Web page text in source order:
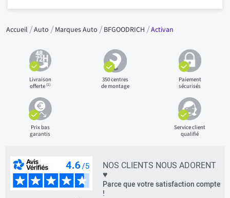
Accueil Auto Marques Auto BFGOODRICH Activan
Livraison
offerte(1)
350 centres
de montage
Paiement
sécurisés
Prix bas
garantis
Service client
qualifié
NOS CLIENTS NOUS ADORENT
♥
Parce que votre satisfaction compte
!